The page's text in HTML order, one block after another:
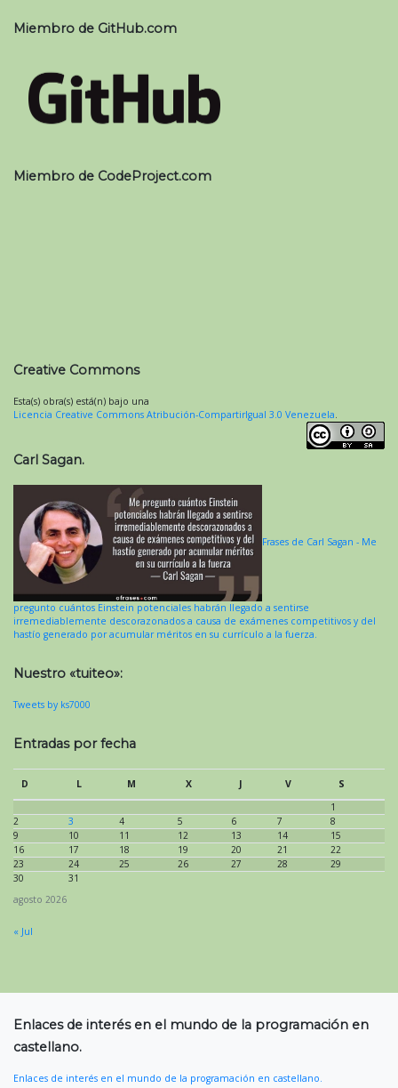
Miembro de GitHub.com
Miembro de CodeProject.com
Creative Commons
Esta(s) obra(s) está(n) bajo una
Licencia Creative Commons Atribución-CompartirIgual 3.0 Venezuela
Carl Sagan.
Frases de Carl Sagan - Me
pregunto cuántos Einstein potenciales habrán llegado a sentirse
irremediablemente descorazonados a causa de exámenes competitivos y del
hastío generado por acumular méritos en su currículo a la fuerza.
Nuestro «tuiteo»:
Tweets by ks7000
Entradas por fecha
agosto 2026
D L M X J V
S
1
2
3 4 5 6 7
8
9
10 11 12 13 14
15
16
17 18 19 20 21
22
23
24 25 26 27 28
29
30
31
« Jul
Enlaces de interés en el mundo de la programación en
castellano.
Enlaces de interés en el mundo de la programación en castellano.